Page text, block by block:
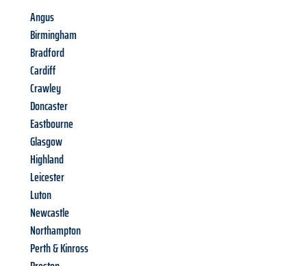
Angus
Birmingham
Bradford
Cardiff
Crawley
Doncaster
Eastbourne
Glasgow
Highland
Leicester
Luton
Newcastle
Northampton
Perth & Kinross